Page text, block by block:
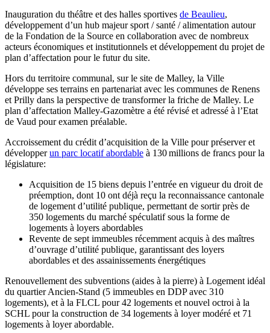
Inauguration du théâtre et des halles sportives de Beaulieu,
développement d’un hub majeur sport / santé / alimentation autour
de la Fondation de la Source en collaboration avec de nombreux
acteurs économiques et institutionnels et développement du projet de
plan d’affectation pour le futur du site.
Hors du territoire communal, sur le site de Malley, la Ville
développe ses terrains en partenariat avec les communes de Renens
et Prilly dans la perspective de transformer la friche de Malley. Le
plan d’affectation Malley-Gazomètre a été révisé et adressé à l’Etat
de Vaud pour examen préalable.
Accroissement du crédit d’acquisition de la Ville pour préserver et
développerun parc locatif abordable à 130 millions de francs pour la
législature:
Acquisition de 15 biens depuis l’entrée en vigueur du droit de
préemption, dont 10 ont déjà reçu la reconnaissance cantonale
de logement d’utilité publique, permettant de sortir près de
350 logements du marché spéculatif sous la forme de
logements à loyers abordables
Revente de sept immeubles récemment acquis à des maîtres
d’ouvrage d’utilité publique, garantissant des loyers
abordables et des assainissements énergétiques
Renouvellement des subventions (aides à la pierre) à Logement idéal
du quartier Ancien-Stand (5 immeubles en DDP avec 310
logements), et à la FLCL pour 42 logements et nouvel octroi à la
SCHL pour la construction de 34 logements à loyer modéré et 71
logements à loyer abordable.